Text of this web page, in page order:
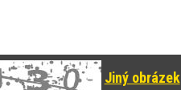
Jiný obrázek